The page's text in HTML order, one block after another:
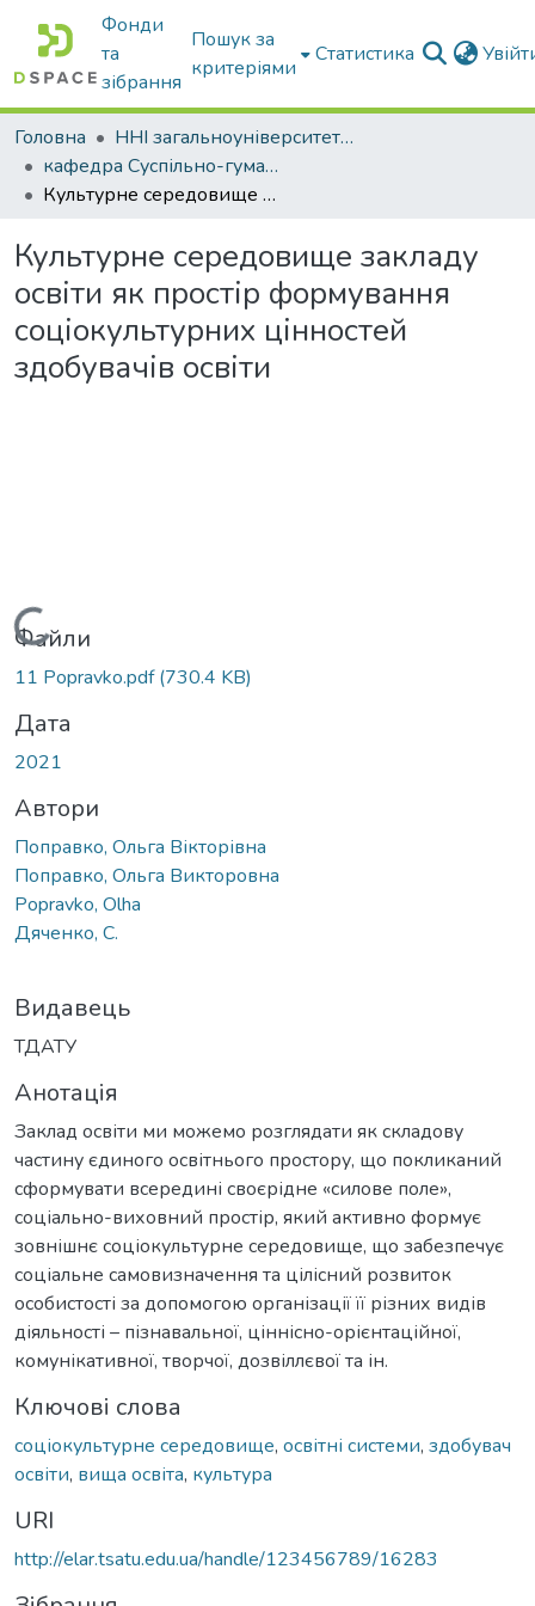
Фонди
та
зібрання
Пошук за
критеріями
Статистика
Головна
ННІ загальноуніверситетської підготовки
кафедра Суспільно-гуманітарні науки
Культурне середовище закладу освіти як простір формування соціокультурних цінностей здобувачів освіти
Культурне середовище закладу
освіти як простір формування
соціокультурних цінностей
здобувачів освіти
Вантажиться...
Файли
11 Popravko.pdf(730.4 KB)
Дата
2021
Автори
Поправко, Ольга Вікторівна
Поправко, Ольга Викторовна
Popravko, Olha
Дяченко, С.
Видавець
ТДАТУ
Анотація
Заклад освіти ми можемо розглядати як складову
частину єдиного освітнього простору, що покликаний
сформувати всередині своєрідне «силове поле»,
соціально-виховний простір, який активно формує
зовнішнє соціокультурне середовище, що забезпечує
соціальне самовизначення та цілісний розвиток
особистості за допомогою організації її різних видів
діяльності – пізнавальної, ціннісно-орієнтаційної,
комунікативної, творчої, дозвіллєвої та ін.
Ключові слова
соціокультурне середовище, освітні системи, здобувач
освіти, вища освіта, культура
URI
http://elar.tsatu.edu.ua/handle/123456789/16283